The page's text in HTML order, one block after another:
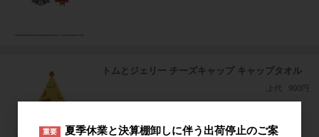
トムとジェリー チーズキャップ キャップタオル
上代 900円
重要
夏季休業と決算棚卸しに伴う出荷停止のご案